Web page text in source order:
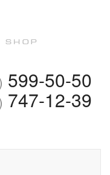
599-50-50
747-12-39